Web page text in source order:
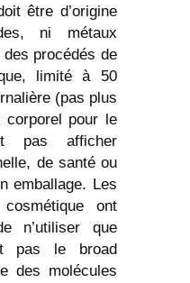
être d’origine
ni métaux
procédés de
limité à 50
(pas plus
pour le
pas afficher
de santé ou
emballage. Les
ont
n’utiliser que
pas le broad
des molécules